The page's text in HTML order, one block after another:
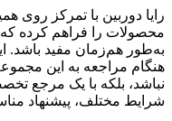
رایا دوربین با تمرکز روی
محصولات را فراهم کرده
به‌طور هم‌زمان مفید باشد.
هنگام مراجعه به این
نباشد، بلکه با یک مرجع
شرایط مختلف، پیشنهاد